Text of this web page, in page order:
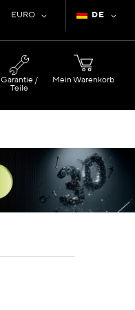
Sprache
DE
Währung
EURO
Mein Warenkorb
Garantie /
Teile